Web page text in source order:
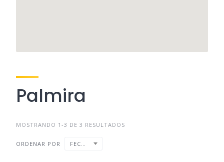
Palmira
MOSTRANDO 1-3 DE 3 RESULTADOS
ORDENAR POR FECHA